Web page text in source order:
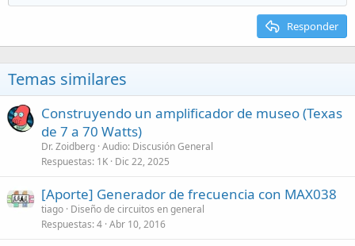
Responder
Temas similares
Construyendo un amplificador de museo (Texas
de 7 a 70 Watts)
Dr. Zoidberg Audio: Discusión General
Respuestas 1K Dic 22, 2025
[Aporte] Generador de frecuencia con MAX038
tiago Diseño de circuitos en general
Respuestas 4 Abr 10, 2016